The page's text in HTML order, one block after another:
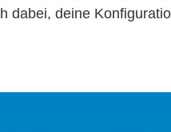
dabei, deine